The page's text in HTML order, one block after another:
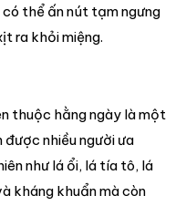
thể ấn nút tạm ngưng
ra khỏi miệng.
thuộc hằng ngày là một
nhiều người ưa
như lá ổi, lá tía tô, lá
kháng khuẩn mà còn